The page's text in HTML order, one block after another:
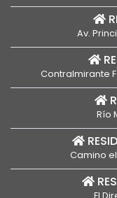
Av.
Contralmirante
Río
Camino